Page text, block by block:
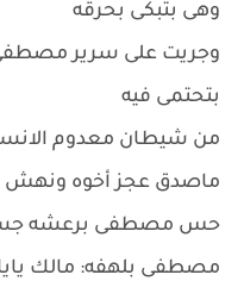
وهى بتبكى بحرقه
وجريت على سرير
بتحتمى فيه
من شيطان معدوم
ماصدق عجز أخوه ونهش
حس مصطفى برعشه
مصطفى بلهفه: مالك